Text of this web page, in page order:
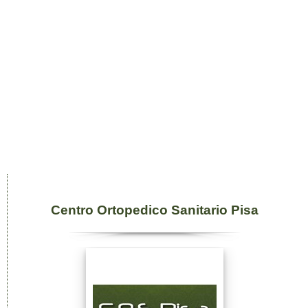
Centro Ortopedico Sanitario Pisa